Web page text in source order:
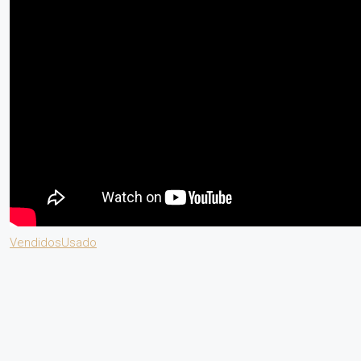
VendidosUsado